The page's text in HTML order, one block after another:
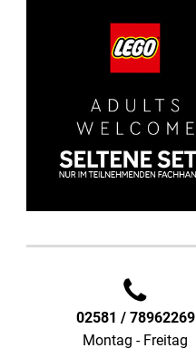
02581 / 78962269
Montag - Freitag